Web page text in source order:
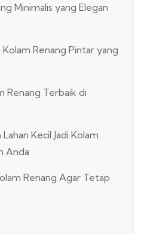
Minimalis yang Elegan
Renang Pintar yang
Renang Terbaik di
Kecil Jadi Kolam
Anda
Renang Agar Tetap